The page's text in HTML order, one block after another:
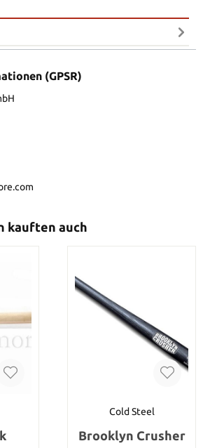
(GPSR)
kauften auch
Cold Steel
Brooklyn Crusher